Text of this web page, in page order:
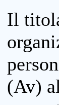
Il
(Av)